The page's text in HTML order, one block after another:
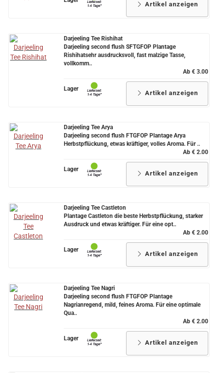
Artikel anzeigen
Darjeeling Tee Rishihat
Darjeeling second flush SFTGFOP Plantage
Rishihatsehr ausdrucksvoll, fast malzige Tasse,
vollkomm..
Ab € 3.00
Lager
Artikel anzeigen
Darjeeling Tee Arya
Darjeeling second flush FTGFOP Plantage Arya
Herbstpflückung, etwas kräftiger, volles Aroma. Für ..
Ab € 2.00
Lager
Artikel anzeigen
Darjeeling Tee Castleton
Plantage Castleton die beste Herbstpflückung, starker
Ausdruck und etwas kräftiger. Für eine opt..
Ab € 2.00
Lager
Artikel anzeigen
Darjeeling Tee Nagri
Darjeeling second flush FTGFOP Plantage
Nagrianregend, mild, feines Aroma. Für eine optimale
Qua..
Ab € 2.00
Lager
Artikel anzeigen